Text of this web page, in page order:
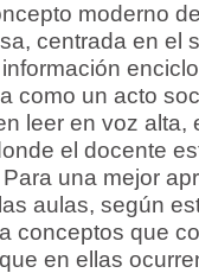
moderno
centrada en el
como un acto
leer en voz alta,
el docente
una mejor
aulas, según
conceptos que
en ellas